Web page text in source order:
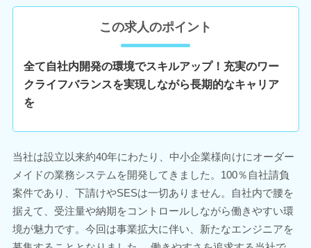
この求人のポイント
全て自社内開発の環境でスキルアップ！充実のワー
クライフバランスを実現しながら長期的なキャリア
を
当社は設立以来約40年にわたり、中小企業様向けにオーダー
メイドの業務システムを開発してきました。100％自社請負
案件であり、下請けやSESは一切ありません。自社内で腰を
据えて、受注量や納期をコントロールしながら働きやすい環
境が魅力です。今回は事業拡大に伴い、新たなエンジニアを